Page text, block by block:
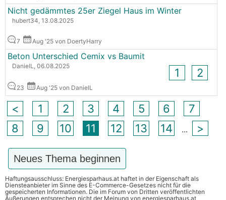
Nicht gedämmtes 25er Ziegel Haus im Winter
hubert34, 13.08.2025
7 Aug '25 von DoertyHarry
Beton Unterschied Cemix vs Baumit
DanielL, 06.08.2025
1 2
23 Aug '25 von DanielL
< 1 2 3 4 5 6
7
8
9 10 11 12 13 14 ... >
Neues Thema beginnen
Haftungsausschluss: Energiesparhaus.at haftet in der Eigenschaft als
Diensteanbieter im Sinne des E-Commerce-Gesetzes nicht für die
gespeicherten Informationen. Die im Forum von Dritten veröffentlichten
Äußerungen entsprechen nicht der Meinung von energiesparhaus.at